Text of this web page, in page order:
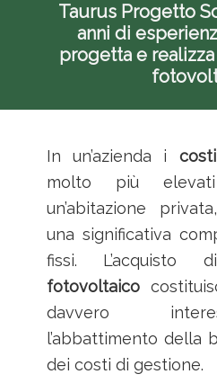
Taurus Progetto
anni di
progetta e
In un’azienda i
molto più
un’abitazione
una significativa
fissi.
fotovoltaico
davvero
l’abbattimento della
dei costi di gestione.